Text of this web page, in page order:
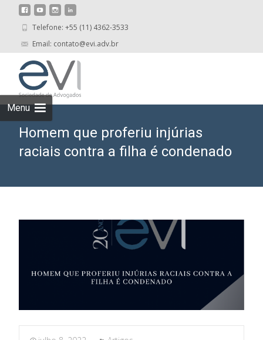
Telefone: +55 (11) 4362-3533
Email: contato@evi.adv.br
Menu
Homem que proferiu injúrias
raciais contra a filha é condenado